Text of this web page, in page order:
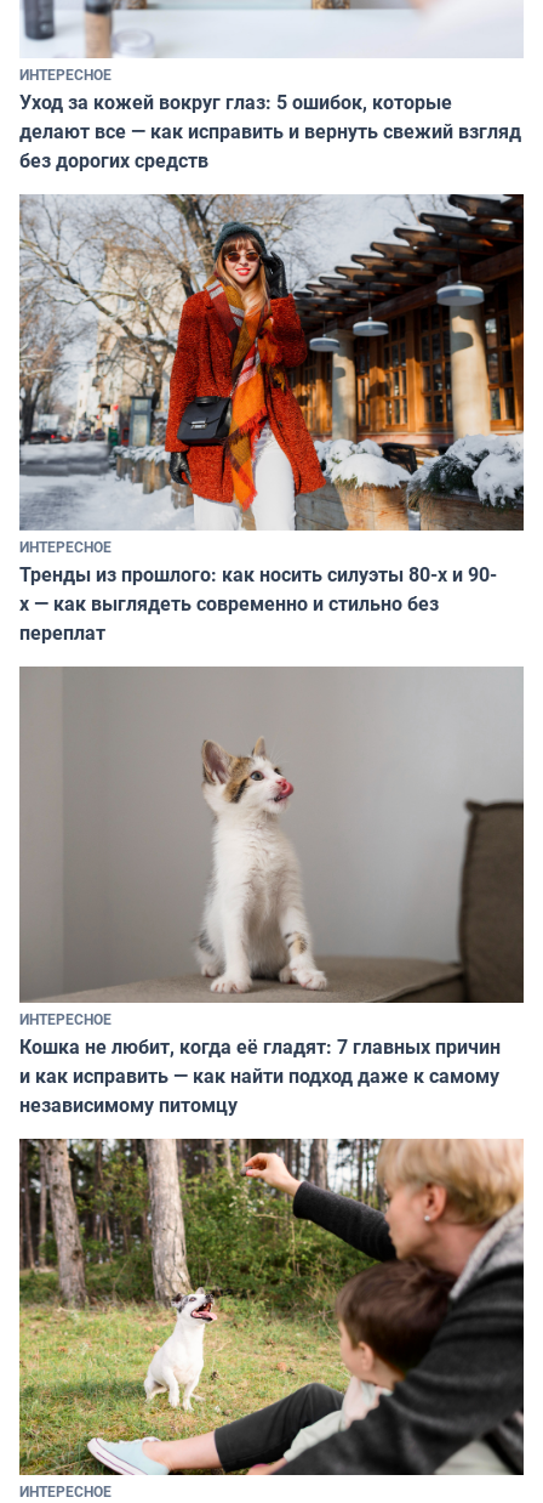
ИНТЕРЕСНОЕ
Уход за кожей вокруг глаз: 5 ошибок, которые
делают все — как исправить и вернуть свежий взгляд
без дорогих средств
ИНТЕРЕСНОЕ
Тренды из прошлого: как носить силуэты 80-х и 90-
х — как выглядеть современно и стильно без
переплат
ИНТЕРЕСНОЕ
Кошка не любит, когда её гладят: 7 главных причин
и как исправить — как найти подход даже к самому
независимому питомцу
ИНТЕРЕСНОЕ